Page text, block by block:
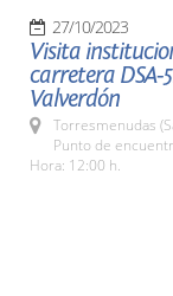
27/10/2023
Visita
carretera DSA-
Valverdón
Torresmenudas
Punto de
Hora: 12:00 h.